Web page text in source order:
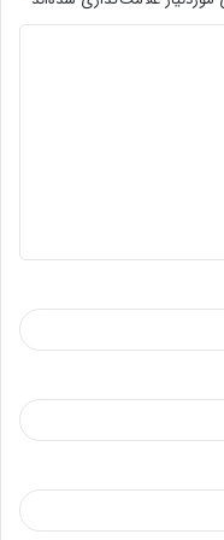
و یا بطور مستقیم
اینجا اقدام کنید.